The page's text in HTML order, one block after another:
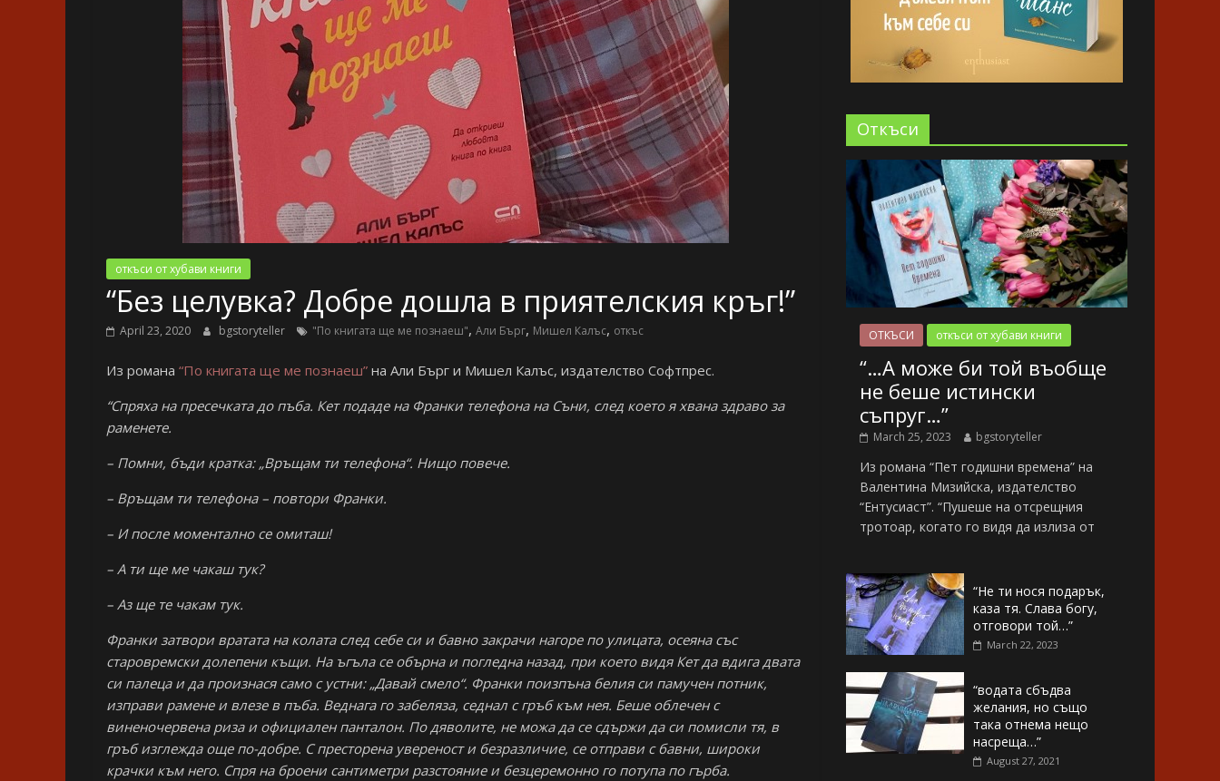
откъси от хубави книги
“Без целувка? Добре дошла в приятелския кръг!”
April 23, 2020 bgstoryteller "По книгата ще ме познаеш", Али Бърг, Мишел Калъс, откъс
Из романа “По книгата ще ме познаеш” на Али Бърг и Мишел Калъс, издателство Софтпрес.
“Спряха на пресечката до пъба. Кет подаде на Франки телефона на Съни, след което я хвана здраво за
раменете.
– Помни, бъди кратка: „Връщам ти телефона“. Нищо повече.
– Връщам ти телефона – повтори Франки.
– И после моментално се омиташ!
– А ти ще ме чакаш тук?
– Аз ще те чакам тук.
Франки затвори вратата на колата след себе си и бавно закрачи нагоре по улицата, осеяна със
старовремски долепени къщи. На ъгъла се обърна и погледна назад, при което видя Кет да вдига двата
си палеца и да произнася само с устни: „Давай смело“. Франки поизпъна белия си памучен потник,
изправи рамене и влезе в пъба. Веднага го забеляза, седнал с гръб към нея. Беше облечен с
виненочервена риза и официален панталон. По дяволите, не можа да се сдържи да си помисли тя, в
гръб изглежда още по-добре. С престорена увереност и безразличие, се отправи с бавни, широки
крачки към него. Спря на броени сантиметри разстояние и безцеремонно го потупа по гърба.
Oткъси
ОТКЪСИ откъси от хубави книги
“…А може би той въобще
не беше истински
съпруг…”
March 25, 2023 bgstoryteller
Из романа “Пет годишни времена” на
Валентина Мизийска, издателство
“Ентусиаст”. “Пушеше на отсрещния
тротоар, когато го видя да излиза от
“Не ти нося подарък,
каза тя. Слава богу,
отговори той…”
March 22, 2023
“водата сбъдва
желания, но също
така отнема нещо
насреща…”
August 27, 2021